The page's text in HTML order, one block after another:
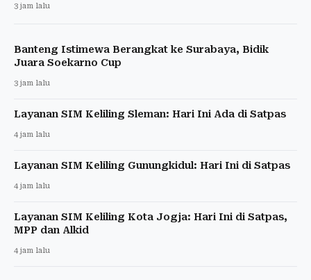
3 jam lalu
Banteng Istimewa Berangkat ke Surabaya, Bidik
Juara Soekarno Cup
3 jam lalu
Layanan SIM Keliling Sleman: Hari Ini Ada di Satpas
4 jam lalu
Layanan SIM Keliling Gunungkidul: Hari Ini di Satpas
4 jam lalu
Layanan SIM Keliling Kota Jogja: Hari Ini di Satpas,
MPP dan Alkid
4 jam lalu